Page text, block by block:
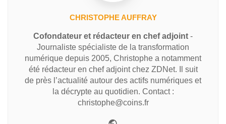
CHRISTOPHE AUFFRAY
Cofondateur et rédacteur en chef adjoint -
Journaliste spécialiste de la transformation
numérique depuis 2005, Christophe a notamment
été rédacteur en chef adjoint chez ZDNet. Il suit
de près l’actualité autour des actifs numériques et
la décrypte au quotidien. Contact :
christophe@coins.fr